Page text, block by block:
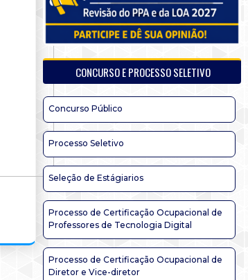
CONCURSO E PROCESSO SELETIVO
Concurso Público
Processo Seletivo
Seleção de Estágiarios
Processo de Certificação Ocupacional de
Professores de Tecnologia Digital
Processo de Certificação Ocupacional de
Diretor e Vice-diretor